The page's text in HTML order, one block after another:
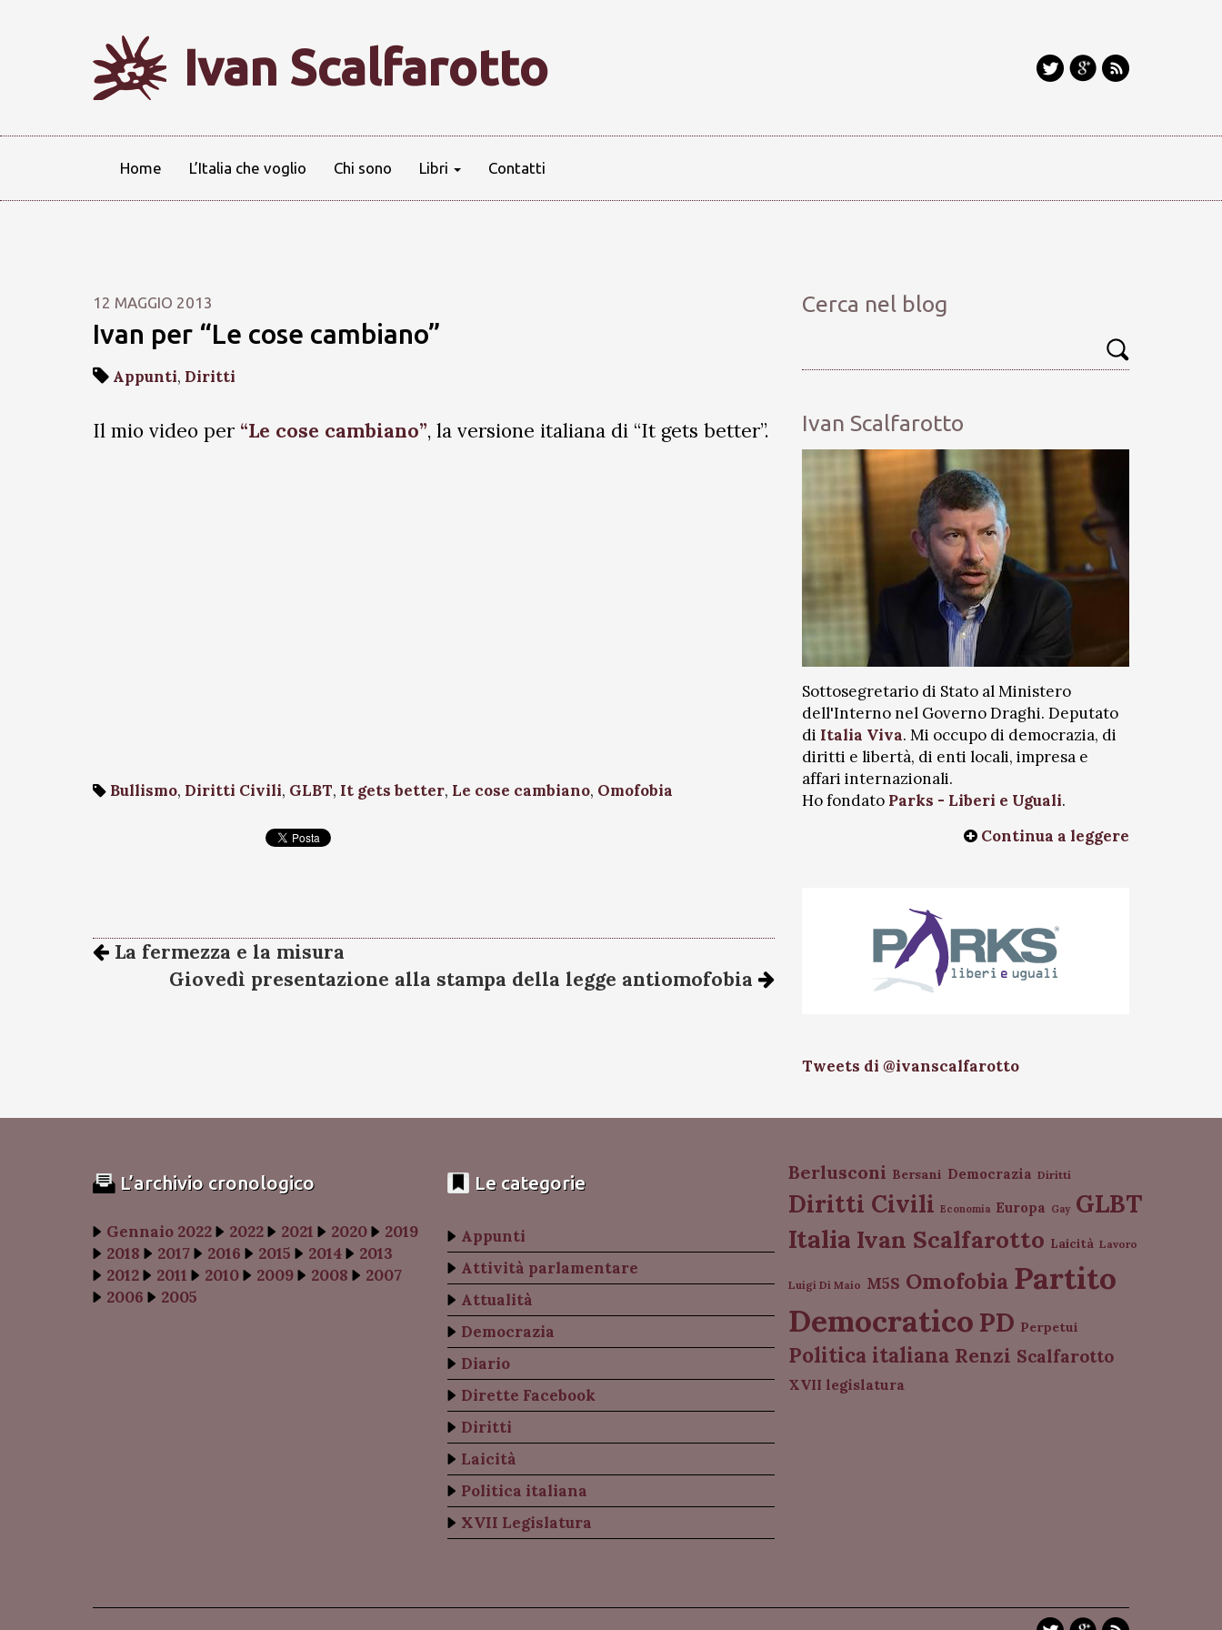
Ivan Scalfarotto
Home L’Italia che voglio Chi sono Libri Contatti
12 MAGGIO 2013
Ivan per “Le cose cambiano”
Appunti, Diritti
Il mio video per “Le cose cambiano”, la versione italiana di “It gets better”.
Bullismo, Diritti Civili, GLBT, It gets better, Le cose cambiano, Omofobia
La fermezza e la misura
Giovedì presentazione alla stampa della legge antiomofobia
Cerca nel blog
Ivan Scalfarotto
Sottosegretario di Stato al Ministero
dell'Interno nel Governo Draghi. Deputato
di Italia Viva. Mi occupo di democrazia, di
diritti e libertà, di enti locali, impresa e
affari internazionali.
Ho fondato Parks - Liberi e Uguali.
Continua a leggere
Tweets di @ivanscalfarotto
L’archivio cronologico
Gennaio 2022 2022 2021 2020
2019
2018
2017 2016 2015 2014
2013
2012
2011 2010 2009 2008
2007
2006
2005
Le categorie
Appunti
Attività parlamentare
Attualità
Democrazia
Diario
Dirette Facebook
Diritti
Laicità
Politica italiana
XVII Legislatura
Berlusconi Bersani Democrazia Diritti
Diritti Civili Economia Europa Gay GLBT
Italia Ivan Scalfarotto Laicità Lavoro
Luigi Di Maio M5S Omofobia Partito
Democratico PD Perpetui
Politica italiana Renzi Scalfarotto
XVII legislatura